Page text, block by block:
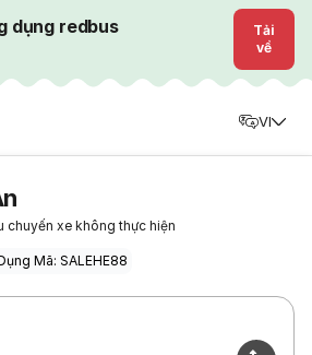
dụng redbus
Tải
về
VI
chuyến xe không thực hiện
Mã: SALEHE88